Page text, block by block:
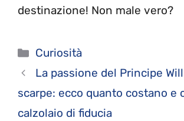
destinazione! Non male vero?
Categorie
Curiosità
La passione del Principe
scarpe: ecco quanto costano e
calzolaio di fiducia